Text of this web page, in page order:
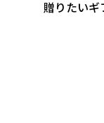
贈りたい